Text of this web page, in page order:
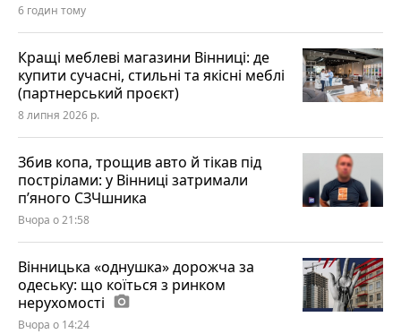
6 годин тому
Кращі меблеві магазини Вінниці: де
купити сучасні, стильні та якісні меблі
(партнерський проєкт)
8 липня 2026 р.
Збив копа, трощив авто й тікав під
пострілами: у Вінниці затримали
п’яного СЗЧшника
Вчора о 21:58
Вінницька «однушка» дорожча за
одеську: що коїться з ринком
нерухомості photo_camera
Вчора о 14:24